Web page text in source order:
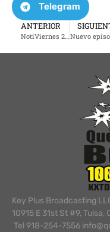
Telegram
ANTERIOR
Key Plus Broadcasting
10915 E 31st St #9, Tulsa,
Tel 918-254-7556